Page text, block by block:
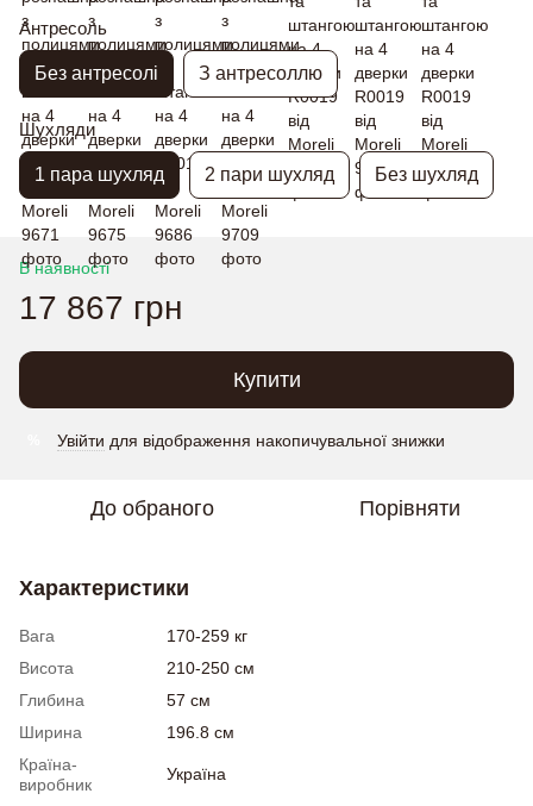
Антресоль
Без антресолі З антресоллю
Шухляди
1 пара шухляд 2 пари шухляд Без шухляд
В наявності
17 867 грн
Купити
Увійти для відображення накопичувальної знижки
До обраного Порівняти
Характеристики
Вага
170-259 кг
Висота
210-250 см
Глибина
57 см
Ширина
196.8 см
Країна-
виробник
Україна